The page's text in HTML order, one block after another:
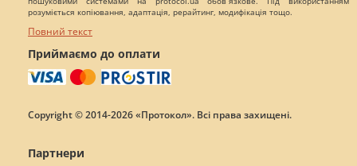
розуміється копіювання, адаптація, рерайтинг, модифікація тощо.
Повний текст
Приймаємо до оплати
Copyright © 2014-2026 «Протокол». Всі права захищені.
Партнери